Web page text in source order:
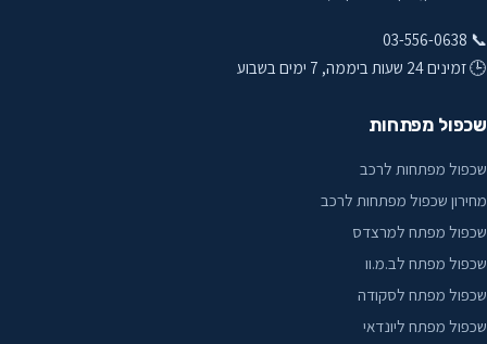
📞 03-556-0638
🕒 זמינים 24 שעות ביממה, 7 ימים בשבוע
שכפול מפתחות
שכפול מפתחות לרכב
מחירון שכפול מפתחות לרכב
שכפול מפתח למרצדס
שכפול מפתח לב.מ.וו
שכפול מפתח לסקודה
שכפול מפתח ליונדאי